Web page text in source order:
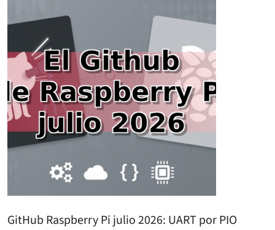
GitHub Raspberry Pi julio 2026: UART por PIO